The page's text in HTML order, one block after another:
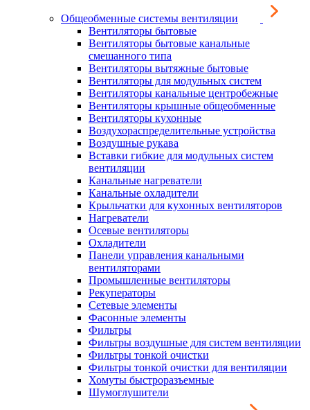
Общеобменные системы вентиляции
Вентиляторы бытовые
Вентиляторы бытовые канальные
смешанного типа
Вентиляторы вытяжные бытовые
Вентиляторы для модульных систем
Вентиляторы канальные центробежные
Вентиляторы крышные общеобменные
Вентиляторы кухонные
Воздухораспределительные устройства
Воздушные рукава
Вставки гибкие для модульных систем
вентиляции
Канальные нагреватели
Канальные охладители
Крыльчатки для кухонных вентиляторов
Нагреватели
Осевые вентиляторы
Охладители
Панели управления канальными
вентиляторами
Промышленные вентиляторы
Рекуператоры
Сетевые элементы
Фасонные элементы
Фильтры
Фильтры воздушные для систем вентиляции
Фильтры тонкой очистки
Фильтры тонкой очистки для вентиляции
Хомуты быстроразъемные
Шумоглушители